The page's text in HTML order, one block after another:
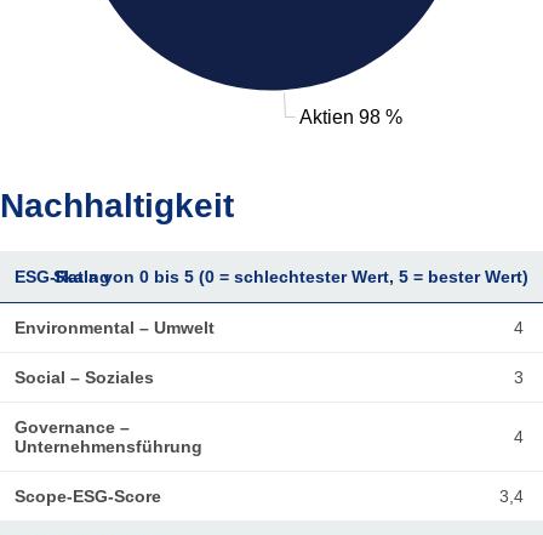
Aktien 98 %
Nachhaltigkeit
ESG-Rating
Skala von 0 bis 5 (0 = schlechtester Wert, 5 = bester Wert)
Environmental – Umwelt 4
Social – Soziales 3
Governance –
Unternehmensführung
4
Scope-ESG-Score 3,4